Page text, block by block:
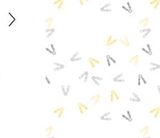
4 мини эспандера
мм